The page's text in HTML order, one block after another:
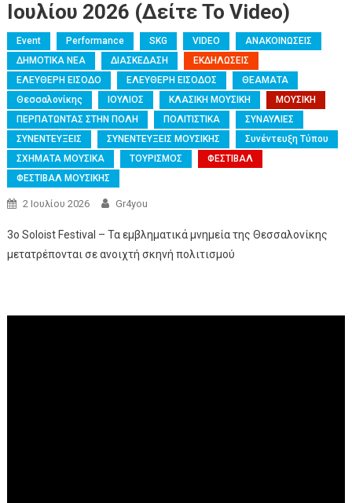
Ιουλίου 2026 (Δείτε Το Video)
Event Performance SKG VIDEO
ΑΝΑΚΟΙΝΩΣΕΙΣ
ΔΗΜΟΤΙΚΑ ΝΕΑ
ΔΙΑΣΚΕΔΑΣΗ
ΕΚΔΗΛΩΣΕΙΣ
ΕΛΕΥΘΕΡΗ ΕΙΣΟΔΟ
ΕΛΕΥΘΕΡΗ ΕΙΣΟΔΟΣ
ΘΕΑΜΑΤΑ
Θεσσαλονίκης
ΙΟΥΛΙΟΣ ΚΛΑΣΙΚΗ ΜΟΥΣΙΚΗ
ΜΟΥΣΙΚΗ
ΠΕΡΠΑΤΩΝΤΑΣ ΣΤΗΝ ΠΟΛΗ
ΠΟΛΙΤΙΣΤΙΚΑ
ΣΥΝΑΥΛΙΕΣ
ΣΥΝΕΝΤΕΥΞΕΙΣ
ΣΥΝΕΝΤΕΥΞΕΙΣ ΜΟΥΣΙΚΗΣ
Συνέντευξη Τύπου
ΣΧΗΜΑΤΑ ΜΟΥΣΙΚΑ
ΤΟΥΡΙΣΜΟΣ
ΦΕΣΤΙΒΑΛ
ΦΕΣΤΙΒΑΛ ΜΟΥΣΙΚΗΣ
2 Ιουλίου 2026 Gr4you
3ο Soloist Festival – Τα εμβληματικά μνημεία της Θεσσαλονίκης
μετατρέπονται σε ανοιχτή σκηνή πολιτισμού